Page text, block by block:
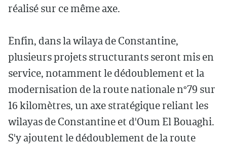
réalisé sur ce même axe.
Enfin, dans la wilaya de Constantine,
plusieurs projets structurants seront mis en
service, notamment le dédoublement et la
modernisation de la route nationale n°79 sur
16 kilomètres, un axe stratégique reliant les
wilayas de Constantine et d'Oum El Bouaghi.
S'y ajoutent le dédoublement de la route